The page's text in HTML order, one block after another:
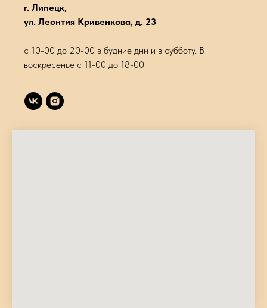
г. Липецк,
ул. Леонтия Кривенкова, д. 23
с 10-00 до 20-00 в будние дни и в субботу. В
воскресенье с 11-00 до 18-00